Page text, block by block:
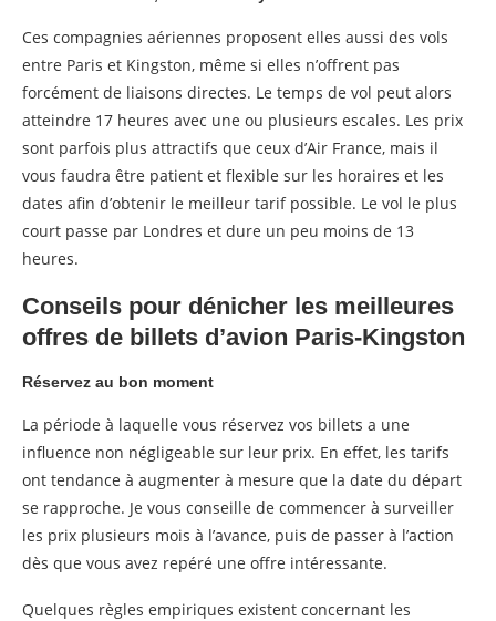
Ces compagnies aériennes proposent elles aussi des vols
entre Paris et Kingston, même si elles n’offrent pas
forcément de liaisons directes. Le temps de vol peut alors
atteindre 17 heures avec une ou plusieurs escales. Les prix
sont parfois plus attractifs que ceux d’Air France, mais il
vous faudra être patient et flexible sur les horaires et les
dates afin d’obtenir le meilleur tarif possible. Le vol le plus
court passe par Londres et dure un peu moins de 13
heures.
Conseils pour dénicher les meilleures
offres de billets d’avion Paris-Kingston
Réservez au bon moment
La période à laquelle vous réservez vos billets a une
influence non négligeable sur leur prix. En effet, les tarifs
ont tendance à augmenter à mesure que la date du départ
se rapproche. Je vous conseille de commencer à surveiller
les prix plusieurs mois à l’avance, puis de passer à l’action
dès que vous avez repéré une offre intéressante.
Quelques règles empiriques existent concernant les